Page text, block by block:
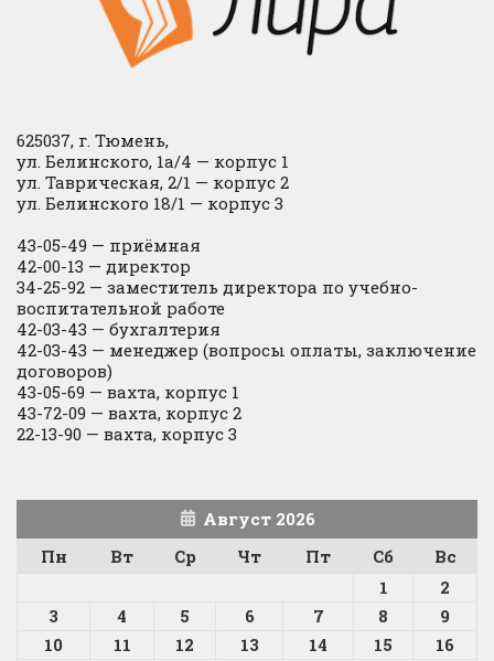
625037, г. Тюмень,
ул. Белинского, 1а/4 — корпус 1
ул. Таврическая, 2/1 — корпус 2
ул. Белинского 18/1 — корпус 3
43-05-49 — приёмная
42-00-13 — директор
34-25-92 — заместитель директора по учебно-
воспитательной работе
42-03-43 — бухгалтерия
42-03-43 — менеджер (вопросы оплаты, заключение
договоров)
43-05-69 — вахта, корпус 1
43-72-09 — вахта, корпус 2
22-13-90 — вахта, корпус 3
Август 2026
Пн
Вт Ср Чт Пт Сб
Вс
1
2
3
4 5 6 7 8
9
10
11 12 13 14 15
16